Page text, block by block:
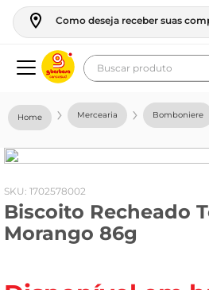
Como deseja receber suas
Buscar produto
Mercearia Bomboniere
: 1702578002
Biscoito Recheado
Morango 86g
geladeira
fogao
café
cerveja